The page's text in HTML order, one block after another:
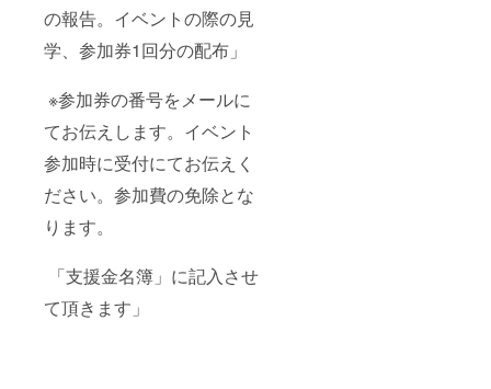
の報告。イベントの際の見
学、参加券1回分の配布」
※参加券の番号をメールに
てお伝えします。イベント
参加時に受付にてお伝えく
ださい。参加費の免除とな
ります。
「支援金名簿」に記入させ
て頂きます」